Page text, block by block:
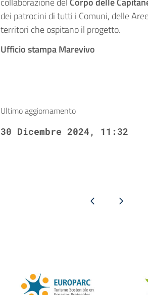
dei patrocini di tutti i Comuni, delle
territori che ospitano il progetto.
Ufficio stampa Marevivo
Ultimo aggiornamento
30 Dicembre 2024, 11:32
Pagina precedentePagina successiva